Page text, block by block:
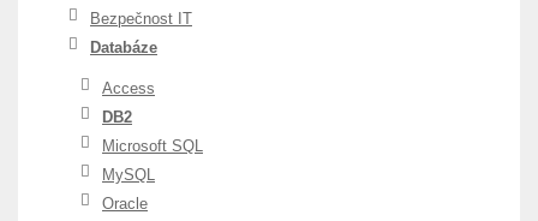
Bezpečnost IT
Databáze
Access
DB2
Microsoft SQL
MySQL
Oracle